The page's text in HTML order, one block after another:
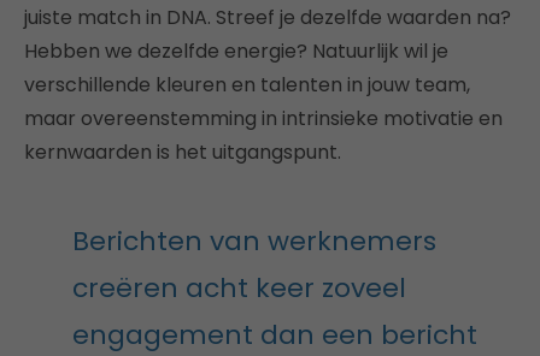
juiste match in DNA. Streef je dezelfde waarden na?
Hebben we dezelfde energie? Natuurlijk wil je
verschillende kleuren en talenten in jouw team,
maar overeenstemming in intrinsieke motivatie en
kernwaarden is het uitgangspunt.
Berichten van werknemers
creëren acht keer zoveel
engagement dan een bericht